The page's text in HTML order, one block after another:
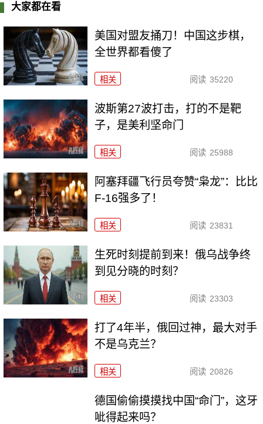
大家都在看
美国对盟友捅刀！中国这步棋，
全世界都看傻了
相关 阅读 35220
波斯第27波打击，打的不是靶
子，是美利坚命门
相关 阅读 25988
阿塞拜疆飞行员夸赞“枭龙”：比比
F-16强多了！
相关 阅读 23831
生死时刻提前到来！俄乌战争终
到见分晓的时刻？
相关 阅读 23303
打了4年半，俄回过神，最大对手
不是乌克兰？
相关 阅读 20826
德国偷偷摸摸找中国“命门”，这牙
呲得起来吗？